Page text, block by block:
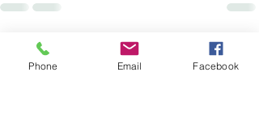
最新記事 すべて表示
Phone Email Facebook